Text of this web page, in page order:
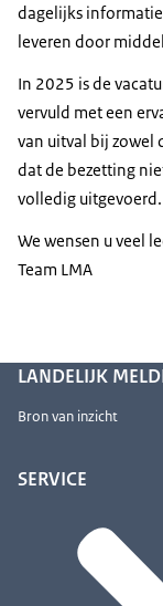
dagelijks
leveren door
In 2025 is de
vervuld met een
van uitval bij zowel
dat de bezetting
volledig uitgevoerd.
We wensen u veel
Team LMA
LANDELIJK
Bron van inzicht
SERVICE